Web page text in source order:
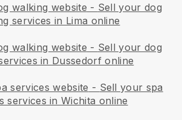
walking website - Sell your dog
services in Lima online
walking website - Sell your dog
in Dussedorf online
services website - Sell your spa
services in Wichita online